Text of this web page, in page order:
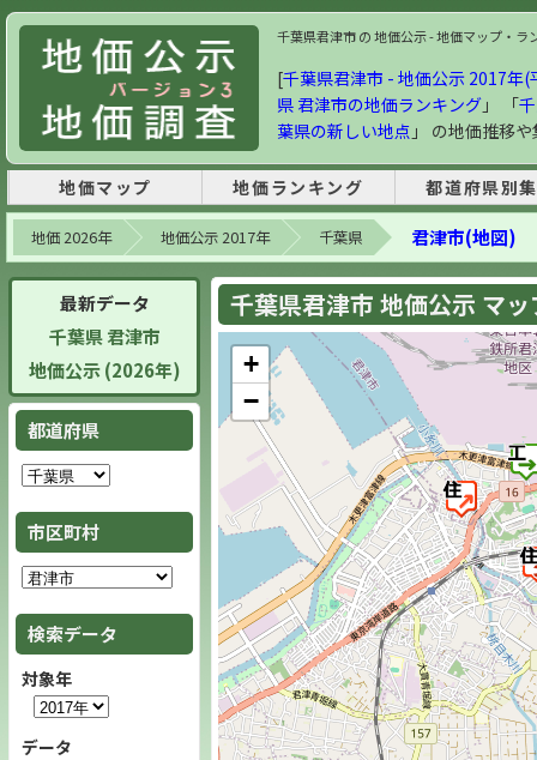
千葉県君津市 の 地価公示 - 地価マップ・ラ
[千葉県君津市 - 地価公示 2017年(
県 君津市の地価ランキング 」 「
葉県の新しい地点 」 の地価推移
地価マップ 地価ランキング 都道府県別
地価 2026年 地価公示 2017年 千葉県 君津市(地図)
最新データ
千葉県 君津市
地価公示 (2026年)
都道府県
市区町村
検索データ
対象年
データ
千葉県君津市 地価公示 マ
+
−